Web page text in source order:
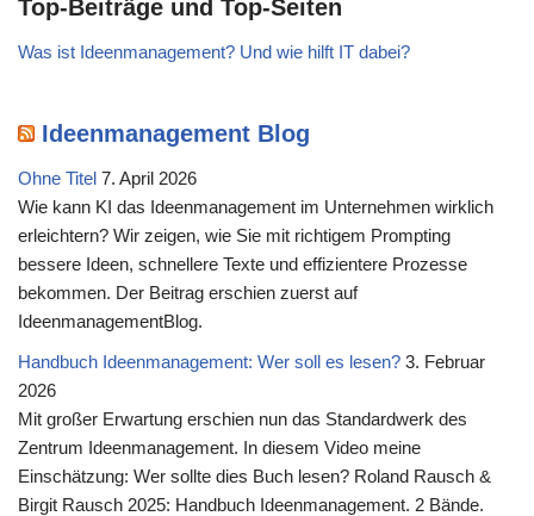
Top-Beiträge und Top-Seiten
Was ist Ideenmanagement? Und wie hilft IT dabei?
Ideenmanagement Blog
Ohne Titel 7. April 2026
Wie kann KI das Ideenmanagement im Unternehmen wirklich
erleichtern? Wir zeigen, wie Sie mit richtigem Prompting
bessere Ideen, schnellere Texte und effizientere Prozesse
bekommen. Der Beitrag erschien zuerst auf
IdeenmanagementBlog.
Handbuch Ideenmanagement: Wer soll es lesen? 3. Februar
2026
Mit großer Erwartung erschien nun das Standardwerk des
Zentrum Ideenmanagement. In diesem Video meine
Einschätzung: Wer sollte dies Buch lesen? Roland Rausch &
Birgit Rausch 2025: Handbuch Ideenmanagement. 2 Bände.